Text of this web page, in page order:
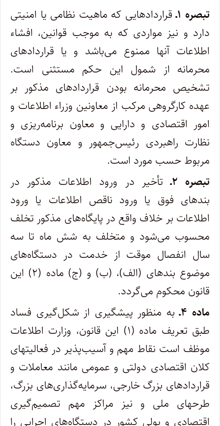
تبصره ۱ـ قراردادهایی که ماهیت نظامی یا امنیتی
دارد و نیز مواردی که به موجب قوانین، افشاء
اطلاعات آنها ممنوع می‌باشد و یا قراردادهای
محرمانه از شمول این حکم مستثنی است.
تشخیص محرمانه بودن قراردادهای مذکور بر
عهده کارگروهی مرکب از معاونین وزراء اطلاعات و
امور اقتصادی و دارایی و معاون برنامه‌ریزی و
نظارت راهبردی رئیس‌جمهور و معاون دستگاه
مربوط حسب مورد است.
تبصره ۲ـ
تأخیر در ورود اطلاعات مذکور در
بندهای فوق یا ورود ناقص اطلاعات یا ورود
اطلاعات بر خلاف واقع در پایگاه‌های مذکور تخلف
محسوب می‌شود و متخلف به شش ماه تا سه
سال انفصال موقت از خدمت در دستگاه‌های
موضوع بندهای (الف)، (ب) و (ج) ماده (۲) این
قانون محکوم می‌گردد.
ماده ۴ـ
به منظور پیشگیری از شکل‌گیری فساد
طبق تعریف ماده (۱) این قانون، وزارت اطلاعات
موظف است نقاط مهم و آسیب‌پذیر در فعالیتهای
کلان اقتصادی دولتی و عمومی مانند معاملات و
قراردادهای بزرگ خارجی، سرمایه‌گذاری‌های بزرگ،
طرحهای ملی و نیز مراکز مهم تصمیم‌گیری
اقتصادی و پولی کشور در دستگاه‌های اجرایی را